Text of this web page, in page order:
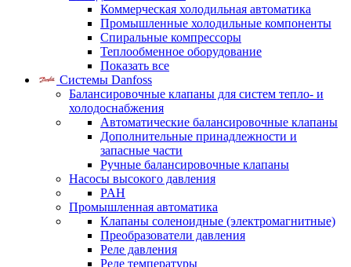
Коммерческая холодильная автоматика
Промышленные холодильные компоненты
Спиральные компрессоры
Теплообменное оборудование
Показать все
Системы Danfoss
Балансировочные клапаны для систем тепло- и
холодоснабжения
Автоматические балансировочные клапаны
Дополнительные принадлежности и
запасные части
Ручные балансировочные клапаны
Насосы высокого давления
PAH
Промышленная автоматика
Клапаны соленоидные (электромагнитные)
Преобразователи давления
Реле давления
Реле температуры